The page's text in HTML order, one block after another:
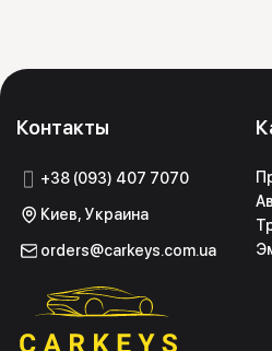
Контакты
+38 (093) 407 7070
Киев, Украина
orders@carkeys.com.ua